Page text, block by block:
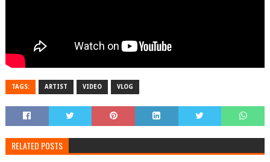
TAGS: ARTIST VIDEO VLOG
RELATED POSTS